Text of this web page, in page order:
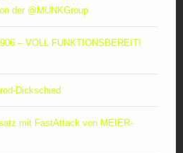
der ‪@MUNKGroup‬
– VOLL FUNKTIONSBEREIT!
Dickschied
mit FastAttack von MEIER-